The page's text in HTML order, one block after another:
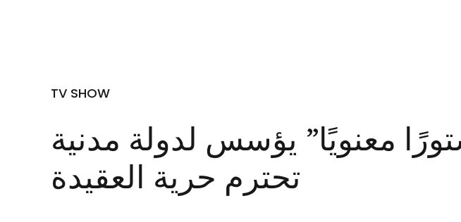
TV SHOW
معنويًا” يؤسس لدولة مدنية
تحترم حرية العقيدة